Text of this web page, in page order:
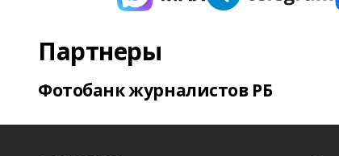
Партнеры
Фотобанк журналистов РБ